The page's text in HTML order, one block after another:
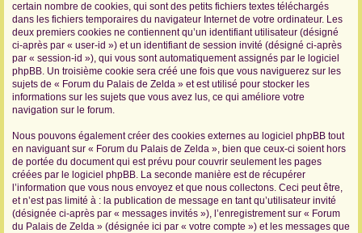
certain nombre de cookies, qui sont des petits fichiers textes téléchargés
dans les fichiers temporaires du navigateur Internet de votre ordinateur. Les
deux premiers cookies ne contiennent qu’un identifiant utilisateur (désigné
ci-après par « user-id ») et un identifiant de session invité (désigné ci-après
par « session-id »), qui vous sont automatiquement assignés par le logiciel
phpBB. Un troisième cookie sera créé une fois que vous naviguerez sur les
sujets de « Forum du Palais de Zelda » et est utilisé pour stocker les
informations sur les sujets que vous avez lus, ce qui améliore votre
navigation sur le forum.
Nous pouvons également créer des cookies externes au logiciel phpBB tout
en naviguant sur « Forum du Palais de Zelda », bien que ceux-ci soient hors
de portée du document qui est prévu pour couvrir seulement les pages
créées par le logiciel phpBB. La seconde manière est de récupérer
l’information que vous nous envoyez et que nous collectons. Ceci peut être,
et n’est pas limité à : la publication de message en tant qu’utilisateur invité
(désignée ci-après par « messages invités »), l’enregistrement sur « Forum
du Palais de Zelda » (désignée ici par « votre compte ») et les messages que